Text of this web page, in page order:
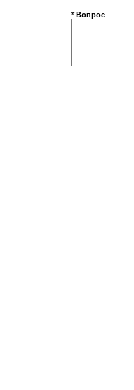
* Вопрос